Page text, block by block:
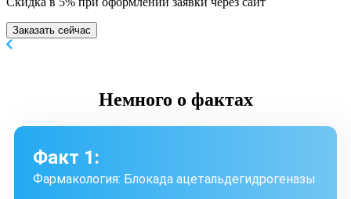
Заказать сейчас
Немного о фактах
Факт 1:
Фармакология: Блокада ацетальдегидрогеназы